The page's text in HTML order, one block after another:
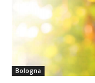
Bologna